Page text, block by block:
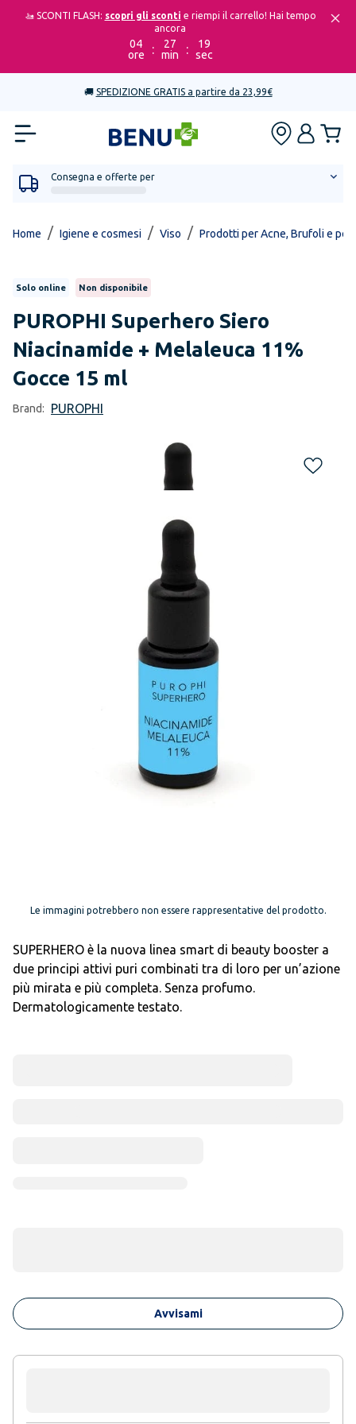
🚤 SCONTI FLASH: scopri gli sconti e riempi il carrello! Hai tempo
ancora
04
ore
:
27
min
:
19
sec
🚚 SPEDIZIONE GRATIS a partire da 23,99€
Consegna e offerte per
Home / Igiene e cosmesi / Viso / Prodotti per Acne, Brufoli e
Solo online Non disponibile
PUROPHI Superhero Siero
Niacinamide + Melaleuca 11%
Gocce 15 ml
Brand: PUROPHI
Le immagini potrebbero non essere rappresentative del prodotto.
SUPERHERO è la nuova linea smart di beauty booster a
due principi attivi puri combinati tra di loro per un’azione
più mirata e più completa. Senza profumo.
Dermatologicamente testato.
Avvisami